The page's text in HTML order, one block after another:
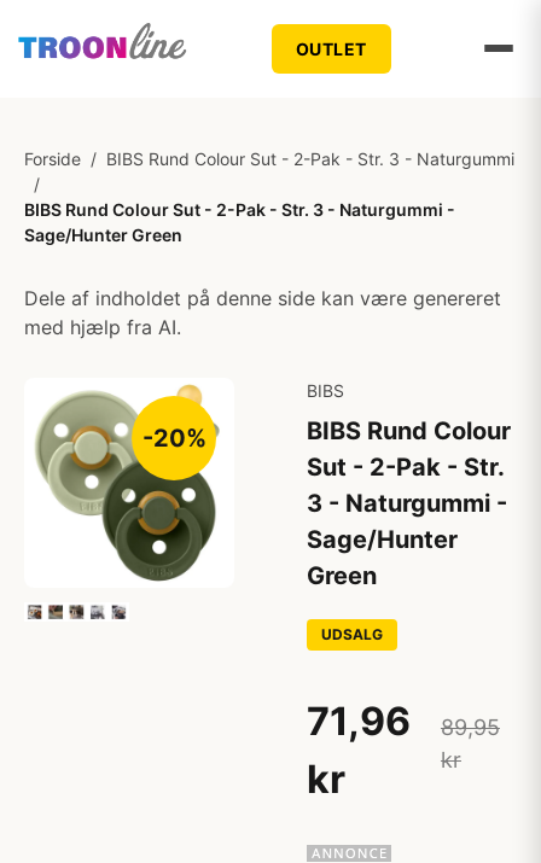
OUTLET
Forside / BIBS Rund Colour Sut - 2-Pak - Str. 3 - Naturgummi
/
BIBS Rund Colour Sut - 2-Pak - Str. 3 - Naturgummi -
Sage/Hunter Green
Dele af indholdet på denne side kan være genereret
med hjælp fra AI.
-20%
BIBS
BIBS Rund Colour
Sut - 2-Pak - Str.
3 - Naturgummi -
Sage/Hunter
Green
UDSALG
71,96
kr
89,95
kr